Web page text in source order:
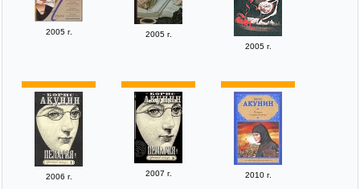
2005 г.
2005 г.
2005 г.
2006 г. 2007 г. 2010 г.